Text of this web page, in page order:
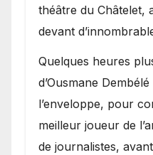
théâtre du Châtelet,
devant
Quelques heures
d’Ousmane
l’enveloppe, pour
meilleur joueur de
de journalistes,